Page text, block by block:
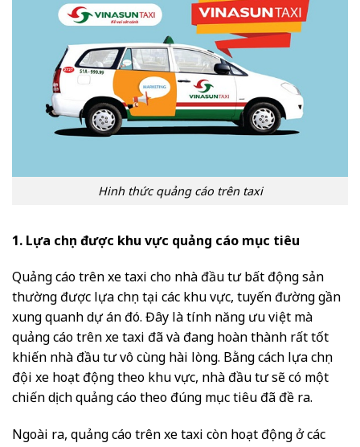
Hinh thức quảng cáo trên taxi
1. Lựa chọn được khu vực quảng cáo mục tiêu
Quảng cáo trên xe taxi cho nhà đầu tư bất động sản
thường được lựa chọn tại các khu vực, tuyến đường gần
xung quanh dự án đó. Đây là tính năng ưu việt mà
quảng cáo trên xe taxi đã và đang hoàn thành rất tốt
khiến nhà đầu tư vô cùng hài lòng. Bằng cách lựa chọn
đội xe hoạt động theo khu vực, nhà đầu tư sẽ có một
chiến dịch quảng cáo theo đúng mục tiêu đã đề ra.
Ngoài ra, quảng cáo trên xe taxi còn hoạt động ở các